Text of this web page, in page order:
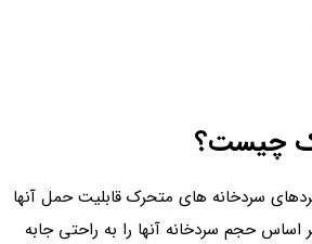
چیست؟
سردخانه های متحرک قابلیت حمل آنها
حجم سردخانه آنها را به راحتی جابه